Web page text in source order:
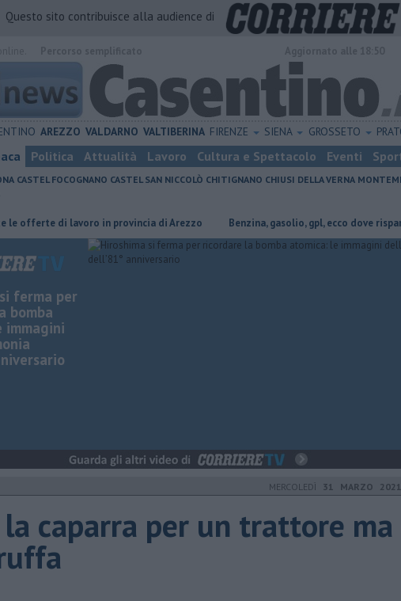
Questo sito contribuisce alla audience di
AREZZO VALDARNO VALTIBERINA FIRENZE SIENA GROSSETO
Politica Attualità Lavoro Cultura e Spettacolo Eventi
CASTEL FOCOGNANO CASTEL SAN NICCOLÒ CHITIGNANO CHIUSI DELLA VERNA
di lavoro in provincia di Arezzo ​Benzina, gasolio, gpl, ecco dove risparmiare
ferma per
bomba
immagini
MERCOLEDÌ 31 MARZO 2021
la caparra per un trattore ma